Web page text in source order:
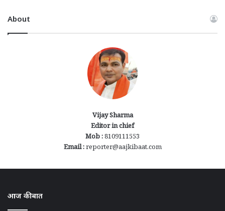
About
Vijay Sharma
Editor in chief
Mob :8109111553
Email :reporter@aajkibaat.com
आज की बात